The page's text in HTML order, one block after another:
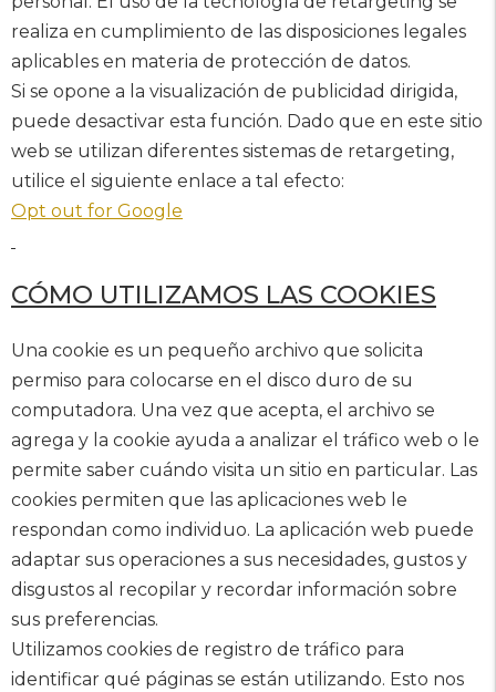
realiza en cumplimiento de las disposiciones legales
aplicables en materia de protección de datos.
Si se opone a la visualización de publicidad dirigida,
puede desactivar esta función. Dado que en este sitio
web se utilizan diferentes sistemas de retargeting,
utilice el siguiente enlace a tal efecto:
Opt out for Google
CÓMO UTILIZAMOS LAS COOKIES
Una cookie es un pequeño archivo que solicita
permiso para colocarse en el disco duro de su
computadora. Una vez que acepta, el archivo se
agrega y la cookie ayuda a analizar el tráfico web o le
permite saber cuándo visita un sitio en particular. Las
cookies permiten que las aplicaciones web le
respondan como individuo. La aplicación web puede
adaptar sus operaciones a sus necesidades, gustos y
disgustos al recopilar y recordar información sobre
sus preferencias.
Utilizamos cookies de registro de tráfico para
identificar qué páginas se están utilizando. Esto nos